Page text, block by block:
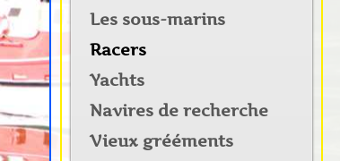
Les sous-marins
Racers
Yachts
Navires de recherche
Vieux grééments